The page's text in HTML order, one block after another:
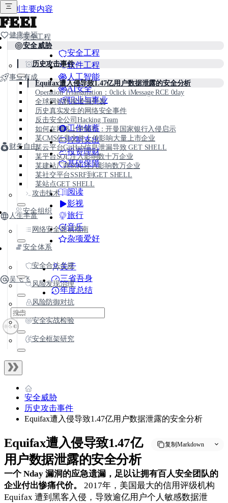
跳到主要内容
FEEI
健康幸福
事业有成
安全工程
软件工程
人工智能
AI安全
职业与事业
财务自由
工作储蓄
控制支出
投资理财
基础保障
人生丰富
阅读
影视
旅行
音乐
杂项爱好
吴飞飞
关于
三省吾身
年度总结
安全工程
安全威胁
历史攻击事件
Equifax遭入侵导致1.47亿用户数据泄露的安全分析
Operation Triangulation：0click iMessage RCE 0day
全球网站数据泄漏列表
历史真实发生的网络安全事件
反击安全公司Hacking Team
如何在网络上抢银行：开曼国家银行入侵启示
某CMS任意文件上传影响大量上市企业
某云平台GitHub信息泄漏导致 GET SHELL
某平台SQL注入影响数十万企业
某建站厂商SQL注入影响数万企业
某社交平台SSRF到GET SHELL
某站点GET SHELL
攻击技术
安全组织
网络安全面试指南
安全体系
安全合法合规
风险发现治理
风险防御对抗
安全实战检验
安全框架研究
安全威胁
历史攻击事件
Equifax遭入侵导致1.47亿用户数据泄露的安全分析
Equifax遭入侵导致1.47亿
用户数据泄露的安全分析
复制Markdown
一个 Nday 漏洞的应急遗漏，足以让拥有百人安全团队的
企业付出惨痛代价。
2017年，美国最大的信用评级机构
Equifax 遭到黑客入侵，导致逾亿用户个人敏感数据泄